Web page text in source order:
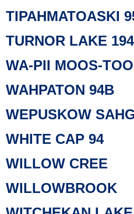
TIPAHMATOASKI
TURNOR LAKE 194
WA-PII MOOS-
WAHPATON 94B
WEPUSKOW
WHITE CAP 94
WILLOW CREE
WILLOWBROOK